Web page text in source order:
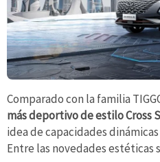
Comparado con la familia
más deportivo de estilo Cross
idea de capacidades
Entre las novedades estéticas